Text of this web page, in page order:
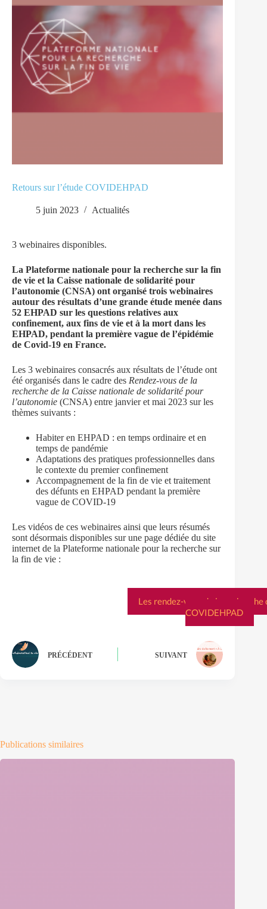
Retours sur l’étude COVIDEHPAD
5 juin 2023 Actualités
3 webinaires disponibles.
La Plateforme nationale pour la recherche sur la fin
de vie et la Caisse nationale de solidarité pour
l’autonomie (CNSA) ont organisé trois webinaires
autour des résultats d’une grande étude menée dans
52 EHPAD sur les questions relatives aux
confinement, aux fins de vie et à la mort dans les
EHPAD, pendant la première vague de l’épidémie
de Covid-19 en France.
Les 3 webinaires consacrés aux résultats de l’étude ont
été organisés dans le cadre des Rendez-vous de la
recherche de la Caisse nationale de solidarité pour
l’autonomie (CNSA) entre janvier et mai 2023 sur les
thèmes suivants :
Habiter en EHPAD : en temps ordinaire et en
temps de pandémie
Adaptations des pratiques professionnelles dans
le contexte du premier confinement
Accompagnement de la fin de vie et traitement
des défunts en EHPAD pendant la première
vague de COVID-19
Les vidéos de ces webinaires ainsi que leurs résumés
sont désormais disponibles sur une page dédiée du site
internet de la Plateforme nationale pour la recherche sur
la fin de vie :
Les rendez-vous de la recherche
COVIDEHPAD
PRÉCÉDENT SUIVANT
Publications similaires